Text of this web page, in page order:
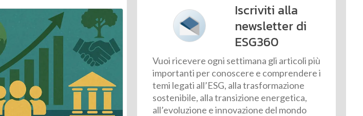
Iscriviti alla
newsletter di
ESG360
Vuoi ricevere ogni settimana gli articoli più
importanti per conoscere e comprendere i
temi legati all’ESG, alla trasformazione
sostenibile, alla transizione energetica,
all’evoluzione e innovazione del mondo